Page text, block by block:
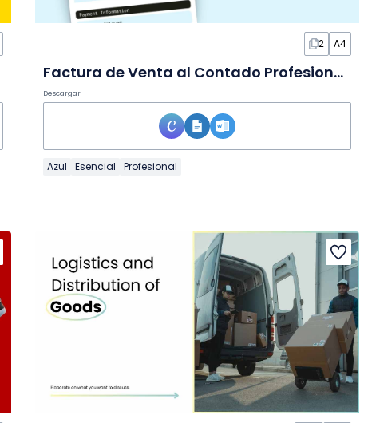
2 A4
Factura de Venta al Contado Profesional en Documento
Descargar
Azul Esencial Profesional